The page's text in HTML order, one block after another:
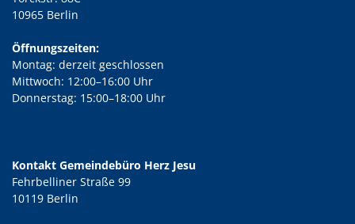
10965 Berlin
Öffnungszeiten:
Montag: derzeit geschlossen
Mittwoch: 12:00–16:00 Uhr
Donnerstag: 15:00–18:00 Uhr
Kontakt Gemeindebüro Herz Jesu
Fehrbelliner Straße 99
10119 Berlin